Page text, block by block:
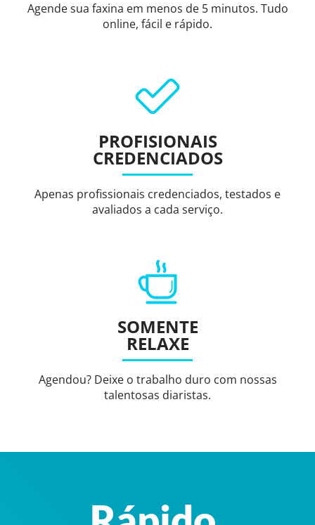
Agende sua faxina em menos de 5 minutos. Tudo
online, fácil e rápido.
PROFISIONAIS
CREDENCIADOS
Apenas profissionais credenciados, testados e
avaliados a cada serviço.
SOMENTE
RELAXE
Agendou? Deixe o trabalho duro com nossas
talentosas diaristas.